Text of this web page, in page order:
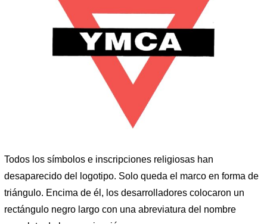
Todos los símbolos e inscripciones religiosas han
desaparecido del logotipo. Solo queda el marco en forma de
triángulo. Encima de él, los desarrolladores colocaron un
rectángulo negro largo con una abreviatura del nombre